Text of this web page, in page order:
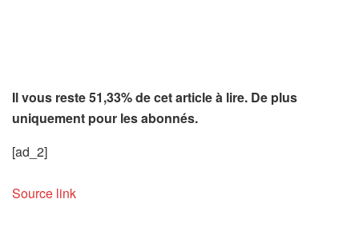
Il vous reste 51,33% de cet article à lire. De plus
uniquement pour les abonnés.
[ad_2]
Source link